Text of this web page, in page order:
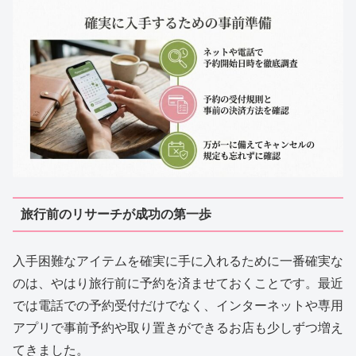
旅行前のリサーチが成功の第一歩
入手困難なアイテムを確実に手に入れるために一番確実な
のは、やはり旅行前に予約を済ませておくことです。最近
では電話での予約受付だけでなく、インターネットや専用
アプリで事前予約や取り置きができるお店も少しずつ増え
てきました。